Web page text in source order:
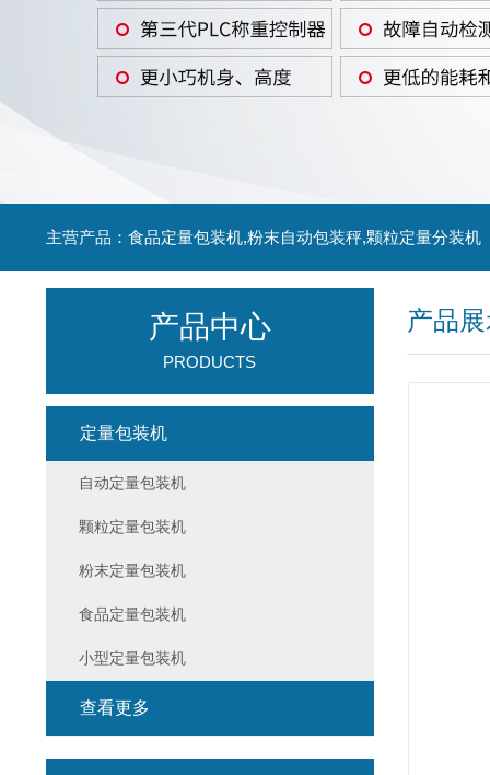
主营产品：食品定量包装机,粉末自动包装秤,颗粒定量分装机
产品
产品中心
PRODUCTS
定量包装机
自动定量包装机
颗粒定量包装机
粉末定量包装机
食品定量包装机
小型定量包装机
查看更多